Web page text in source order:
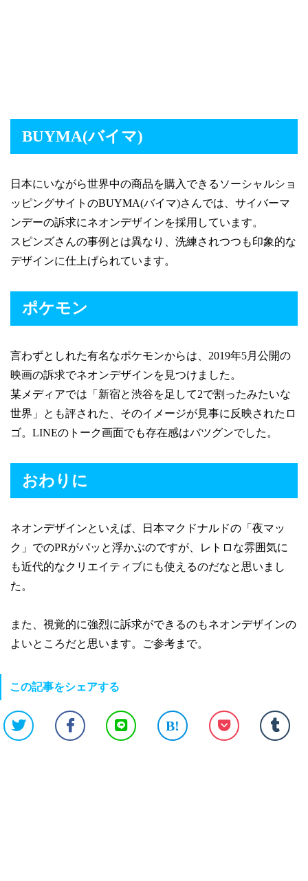
BUYMA(バイマ)
日本にいながら世界中の商品を購入できるソーシャルショ
ッピングサイトのBUYMA(バイマ)さんでは、サイバーマ
ンデーの訴求にネオンデザインを採用しています。
スピンズさんの事例とは異なり、洗練されつつも印象的な
デザインに仕上げられています。
ポケモン
言わずとしれた有名なポケモンからは、2019年5月公開の
映画の訴求でネオンデザインを見つけました。
某メディアでは「新宿と渋谷を足して2で割ったみたいな
世界」とも評された、そのイメージが見事に反映されたロ
ゴ。LINEのトーク画面でも存在感はバツグンでした。
おわりに
ネオンデザインといえば、日本マクドナルドの「夜マッ
ク」でのPRがパッと浮かぶのですが、レトロな雰囲気に
も近代的なクリエイティブにも使えるのだなと思いまし
た。
また、視覚的に強烈に訴求ができるのもネオンデザインの
よいところだと思います。ご参考まで。
この記事をシェアする
B!